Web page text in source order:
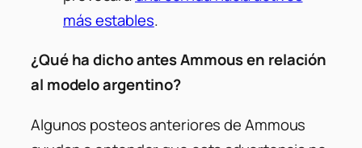
más estables.
¿Qué ha dicho antes Ammous en relación
al modelo argentino?
Algunos posteos anteriores de Ammous